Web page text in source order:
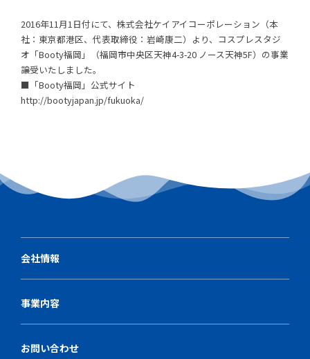
2016年11月1日付にて、株式会社ケイアイコーポレーション（本
社：東京都港区、代表取締役：岩崎康二）より、コスプレスタジ
オ「Booty福岡」（福岡市中央区天神4-3-20 ノース天神5F）の事業
譲受いたしました。
■「Booty福岡」公式サイト
http://bootyjapan.jp/fukuoka/
会社情報
事業内容
お問い合わせ